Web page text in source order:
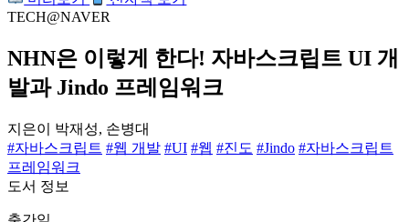
TECH@NAVER
NHN은 이렇게 한다! 자바스크립트 UI 개
발과 Jindo 프레임워크
지은이
박재성, 손병대
#자바스크립트 #웹 개발 #UI #웹 #진도 #Jindo #자바스크립트
프레임워크
도서 정보